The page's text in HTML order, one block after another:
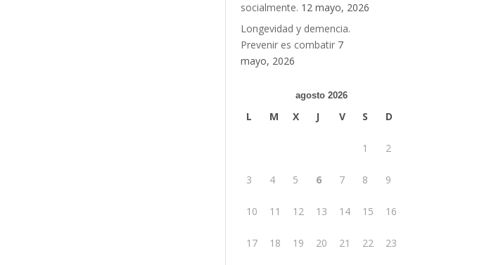
socialmente. 12 mayo, 2026
Longevidad y demencia.
Prevenir es combatir 7
mayo, 2026
agosto 2026
L M X J V S D
1 2
3 4 5 6 7 8 9
10 11 12 13 14 15 16
17 18 19 20 21 22 23